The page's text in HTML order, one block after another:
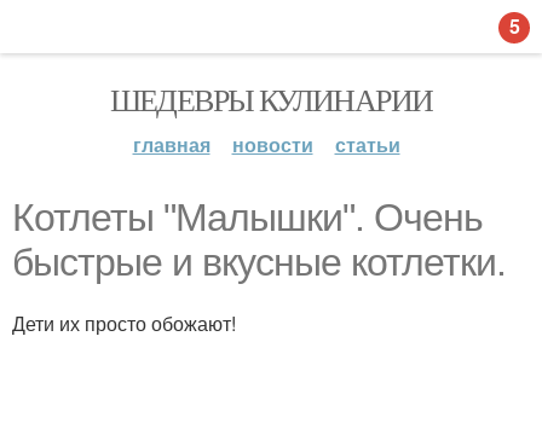
ШЕДЕВРЫ КУЛИНАРИИ
главная новости статьи
Котлеты "Малышки". Очень
быстрые и вкусные котлетки.
Дети их просто обожают!
5